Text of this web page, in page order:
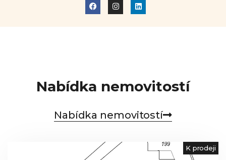
Nabídka nemovitostí
Nabídka nemovitostí
K prodeji